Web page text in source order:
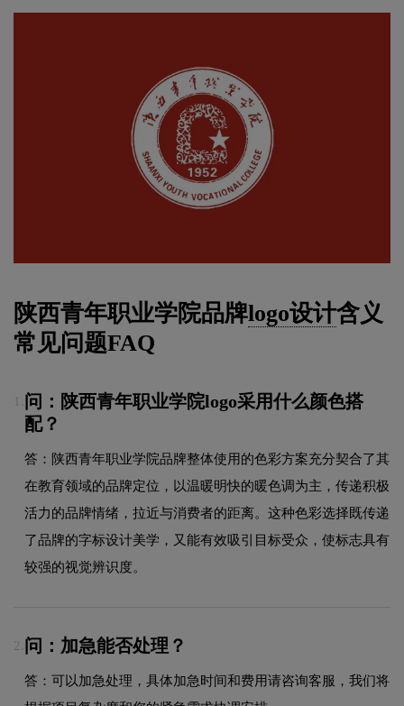
陕西青年职业学院品牌logo设计含义
常见问题FAQ
问：陕西青年职业学院logo采用什么颜色搭
配？
答：陕西青年职业学院品牌整体使用的色彩方案充分契合了其
在教育领域的品牌定位，以温暖明快的暖色调为主，传递积极
活力的品牌情绪，拉近与消费者的距离。这种色彩选择既传递
了品牌的字标设计美学，又能有效吸引目标受众，使标志具有
较强的视觉辨识度。
2. 问：加急能否处理？
答：可以加急处理，具体加急时间和费用请咨询客服，我们将